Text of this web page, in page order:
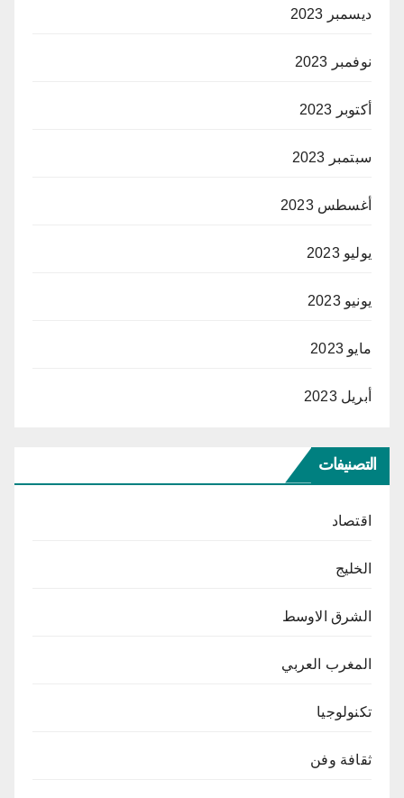
ديسمبر 2023
نوفمبر 2023
أكتوبر 2023
سبتمبر 2023
أغسطس 2023
يوليو 2023
يونيو 2023
مايو 2023
أبريل 2023
التصنيفات
اقتصاد
الخليج
الشرق الاوسط
المغرب العربي
تكنولوجيا
ثقافة وفن